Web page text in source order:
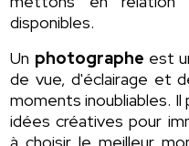
disponibles.
Un photographe est
de vue, d'éclairage et
moments inoubliables.
idées créatives pour